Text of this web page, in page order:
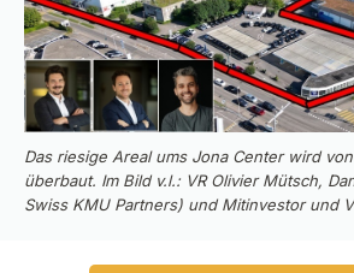
Das riesige Areal ums Jona Center wird
überbaut. Im Bild v.l.: VR Olivier Mütsch,
Swiss KMU Partners) und Mitinvestor und